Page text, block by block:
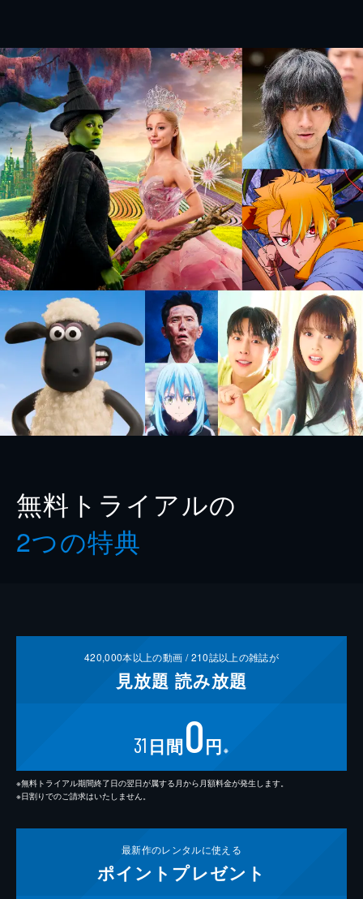
無料トライアルの
2つの特典
420,000本以上の動画 /210誌以上の雑誌が
見放題 読み放題
31 日間0円 ※
※無料トライアル期間終了日の翌日が属する月から月額料金が発生します。
※日割りでのご請求はいたしません。
最新作のレンタルに使える
ポイント プレゼント